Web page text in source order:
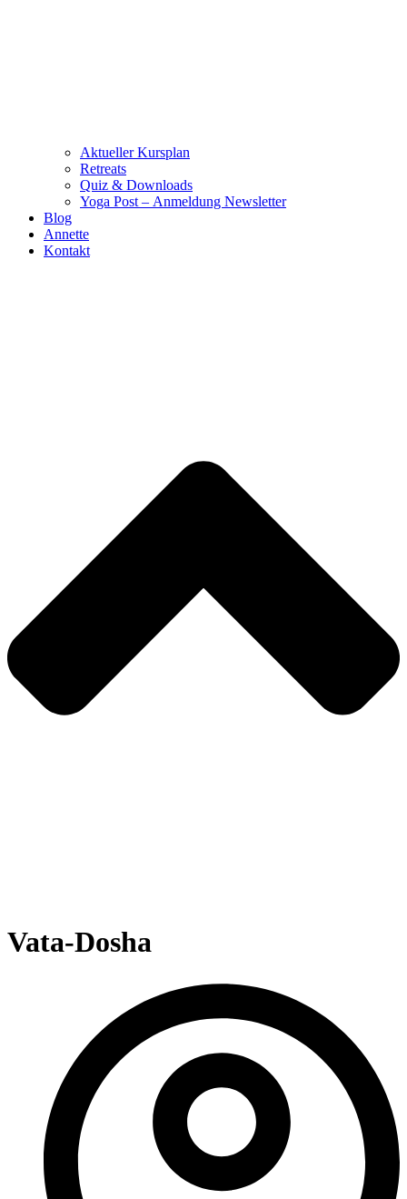
Aktueller Kursplan
Retreats
Quiz & Downloads
Yoga Post – Anmeldung Newsletter
Blog
Annette
Kontakt
Vata-Dosha